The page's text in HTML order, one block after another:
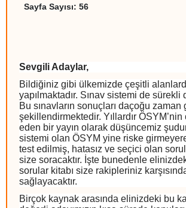
Sayfa Sayısı: 56
Sevgili Adaylar,
Bildiğiniz gibi ülkemizde çeşitli
yapılmaktadır. Sınav sistemi de sürekli
Bu sınavların sonuçları daçoğu
şekillendirmektedir. Yıllardır
eden bir yayın olarak düşüncemiz
sistemi olan ÖSYM yine riske
test edilmiş, hatasız ve seçici olan
size soracaktır. İşte bunedenle
sorular kitabı size rakipleriniz
sağlayacaktır.
Birçok kaynak arasında elinizdeki bu